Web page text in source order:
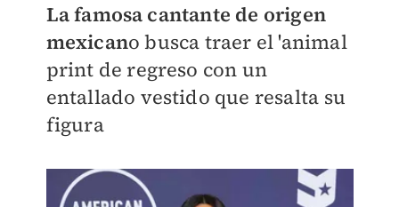
La famosa cantante de origen
mexicano busca traer el 'animal
print de regreso con un
entallado vestido que resalta su
figura